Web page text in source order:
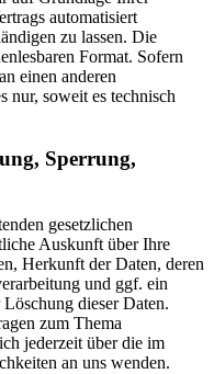
automatisiert
zu lassen. Die
Format. Sofern
einen anderen
nur, soweit es technisch
Sperrung,
gesetzlichen
Auskunft über Ihre
Herkunft der Daten, deren
und ggf. ein
dieser Daten.
zum Thema
jederzeit über die im
an uns wenden.